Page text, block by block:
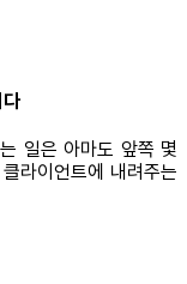
일은 아마도 앞쪽 몇
라이언트에 내려주는